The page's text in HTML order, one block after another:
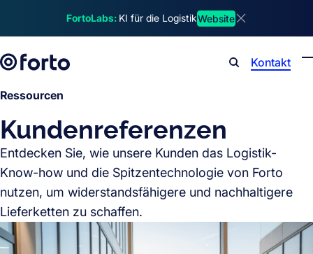
FortoLabs: KI für die LogistikWebsite
Kontakt
Ressourcen
Kundenreferenzen
Entdecken Sie, wie unsere Kunden das Logistik-
Know-how und die Spitzentechnologie von Forto
nutzen, um widerstandsfähigere und nachhaltigere
Lieferketten zu schaffen.